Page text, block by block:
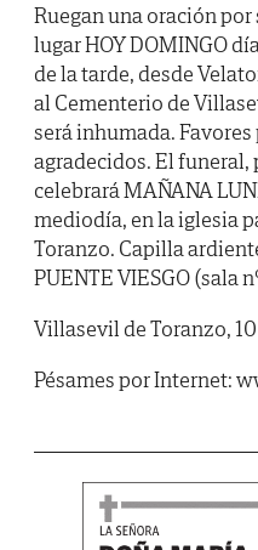
Ruegan una oración
lugar HOY DOMINGO
de la tarde, desde
al Cementerio de
será inhumada.
agradecidos. El funeral,
celebrará MAÑANA
mediodía, en la iglesia
Toranzo. Capilla
PUENTE VIESGO (sala
Villasevil de Toranzo,
Pésames por Internet: